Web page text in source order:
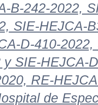
B-242-2022,
SIE-HEJCA-
D-410-
SIE-HEJCA-
RE-
de